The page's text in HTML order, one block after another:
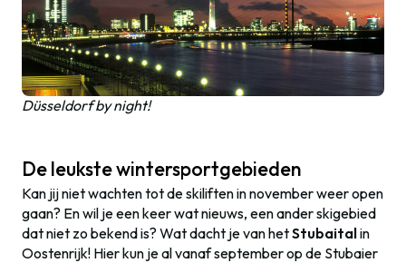
Düsseldorf by night!
De leukste wintersportgebieden
Kan jij niet wachten tot de skiliften in november weer open
gaan? En wil je een keer wat nieuws, een ander skigebied
dat niet zo bekend is? Wat dacht je van hetStubaitalin
Oostenrijk! Hier kun je al vanaf september op de Stubaier